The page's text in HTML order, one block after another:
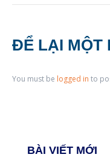
ĐỂ LẠI MỘT
You must be logged in to
BÀI VIẾT MỚI